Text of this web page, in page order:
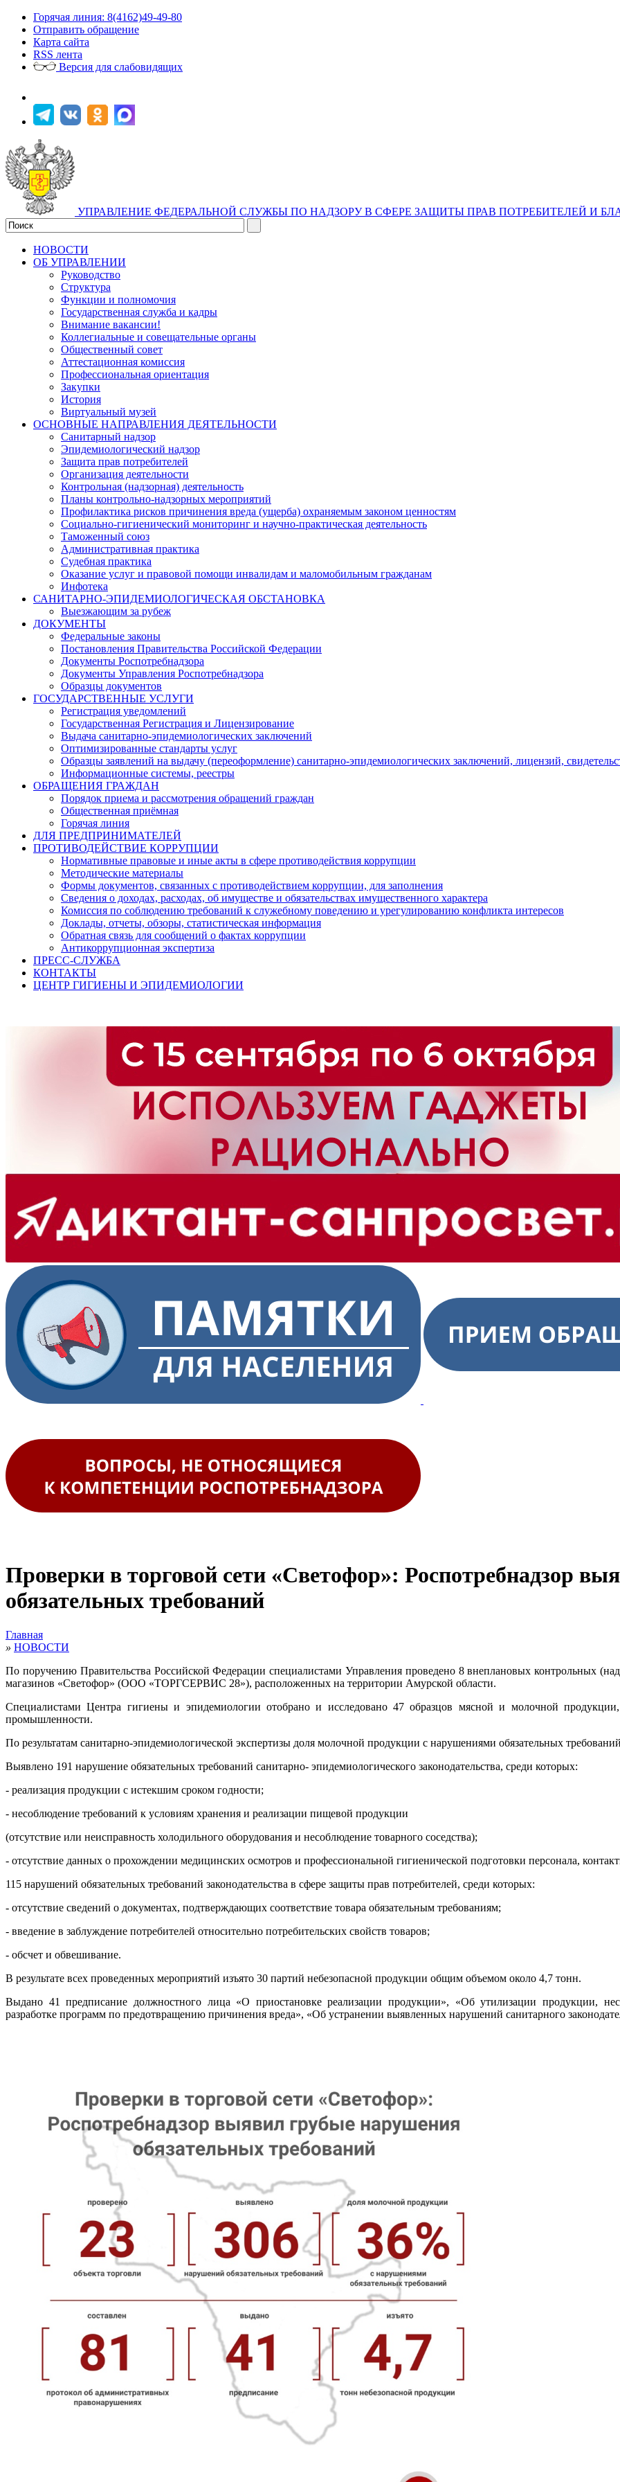
Горячая линия: 8(4162)49-49-80
Отправить обращение
Карта сайта
RSS лента
Версия для слабовидящих
УПРАВЛЕНИЕ ФЕДЕРАЛЬНОЙ СЛУЖБЫ ПО НАДЗОРУ В СФЕРЕ ЗАЩИТЫ ПРАВ ПОТРЕБИТЕЛЕЙ И
НОВОСТИ
ОБ УПРАВЛЕНИИ
Руководство
Структура
Функции и полномочия
Государственная служба и кадры
Внимание вакансии!
Коллегиальные и совещательные органы
Общественный совет
Аттестационная комиссия
Профессиональная ориентация
Закупки
История
Виртуальный музей
ОСНОВНЫЕ НАПРАВЛЕНИЯ ДЕЯТЕЛЬНОСТИ
Санитарный надзор
Эпидемиологический надзор
Защита прав потребителей
Организация деятельности
Контрольная (надзорная) деятельность
Планы контрольно-надзорных мероприятий
Профилактика рисков причинения вреда (ущерба) охраняемым законом ценностям
Социально-гигиенический мониторинг и научно-практическая деятельность
Таможенный союз
Административная практика
Судебная практика
Оказание услуг и правовой помощи инвалидам и маломобильным гражданам
Инфотека
САНИТАРНО-ЭПИДЕМИОЛОГИЧЕСКАЯ ОБСТАНОВКА
Выезжающим за рубеж
ДОКУМЕНТЫ
Федеральные законы
Постановления Правительства Российской Федерации
Документы Роспотребнадзора
Документы Управления Роспотребнадзора
Образцы документов
ГОСУДАРСТВЕННЫЕ УСЛУГИ
Регистрация уведомлений
Государственная Регистрация и Лицензирование
Выдача санитарно-эпидемиологических заключений
Оптимизированные стандарты услуг
Образцы заявлений на выдачу (переоформление) санитарно-эпидемиологических заключений, лицензий,
Информационные системы, реестры
ОБРАЩЕНИЯ ГРАЖДАН
Порядок приема и рассмотрения обращений граждан
Общественная приёмная
Горячая линия
ДЛЯ ПРЕДПРИНИМАТЕЛЕЙ
ПРОТИВОДЕЙСТВИЕ КОРРУПЦИИ
Нормативные правовые и иные акты в сфере противодействия коррупции
Методические материалы
Формы документов, связанных с противодействием коррупции, для заполнения
Сведения о доходах, расходах, об имуществе и обязательствах имущественного характера
Комиссия по соблюдению требований к служебному поведению и урегулированию конфликта интересов
Доклады, отчеты, обзоры, статистическая информация
Обратная связь для сообщений о фактах коррупции
Антикоррупционная экспертиза
ПРЕСС-СЛУЖБА
КОНТАКТЫ
ЦЕНТР ГИГИЕНЫ И ЭПИДЕМИОЛОГИИ
Проверки в торговой сети «Светофор»: Роспотребнадзор
обязательных требований
Главная
» НОВОСТИ
По поручению Правительства Российской Федерации специалистами Управления проведено 8 внеплановых контрольных
магазинов «Светофор» (ООО «ТОРГСЕРВИС 28»), расположенных на территории Амурской области.
Специалистами Центра гигиены и эпидемиологии отобрано и исследовано 47 образцов мясной и молочной
промышленности.
По результатам санитарно-эпидемиологической экспертизы доля молочной продукции с нарушениями обязательных
Выявлено 191 нарушение обязательных требований санитарно- эпидемиологического законодательства, среди которых:
- реализация продукции с истекшим сроком годности;
- несоблюдение требований к условиям хранения и реализации пищевой продукции
(отсутствие или неисправность холодильного оборудования и несоблюдение товарного соседства);
- отсутствие данных о прохождении медицинских осмотров и профессиональной гигиенической подготовки персонала,
115 нарушений обязательных требований законодательства в сфере защиты прав потребителей, среди которых:
- отсутствие сведений о документах, подтверждающих соответствие товара обязательным требованиям;
- введение в заблуждение потребителей относительно потребительских свойств товаров;
- обсчет и обвешивание.
В результате всех проведенных мероприятий изъято 30 партий небезопасной продукции общим объемом около 4,7 тонн.
Выдано 41 предписание должностного лица «О приостановке реализации продукции», «Об утилизации продукции,
разработке программ по предотвращению причинения вреда», «Об устранении выявленных нарушений санитарного